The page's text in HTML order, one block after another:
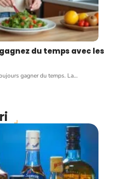
du temps avec les
gagner du temps. La…